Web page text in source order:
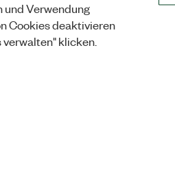
und Verwendung
Cookies deaktivieren
klicken.